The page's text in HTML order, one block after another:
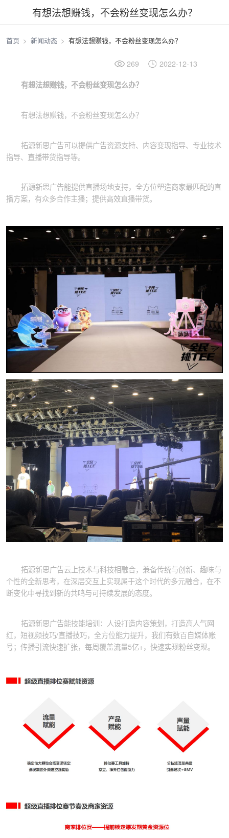
有想法想赚钱，不会粉丝变现怎么办？
首页 新闻动态 有想法想赚钱，不会粉丝变现怎么办？
269 2022-12-13
有想法想赚钱，不会粉丝变现怎么办？
有想法想赚钱，不会粉丝变现怎么办？
拓源新思广告可以提供广告资源支持、内容变现指导、专业技术
指导、直播带货指导等。
拓源新思广告能提供直播场地支持，全方位塑造商家最匹配的直
播方案，有众多合作主播；提供高效直播带货。
拓源新思广告云上技术与科技相融合，兼备传统与创新、趣味与
个性的全新思考，在深层交互上实现属于这个时代的多元融合，在不
断变化中寻找到新的共鸣与可持续发展的态度。
拓源新思广告能技能培训：人设打造内容策划，打造高人气网
红，短视频技巧/直播技巧，全方位能力提升，我们有数百自媒体账
号；传播引流快速扩张，每周覆盖流量5亿+，快速实现粉丝变现。